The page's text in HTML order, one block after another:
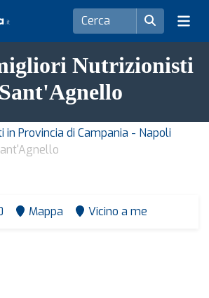
Nutrizionisti
in Provincia di Campania - Napoli
Mappa Vicino a me